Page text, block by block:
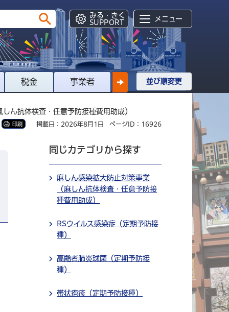
みる・きく
SUPPORT
メニュー
税金 事業者 並び順変更
ん抗体検査・任意予防接種費用助成）
印刷 掲載日：2026年8月1日 ページID：16926
同じカテゴリから探す
麻しん感染拡大防止対策事業
（麻しん抗体検査・任意予防接
種費用助成）
RSウイルス感染症（定期予防接
種）
高齢者肺炎球菌（定期予防接
種）
帯状疱疹（定期予防接種）